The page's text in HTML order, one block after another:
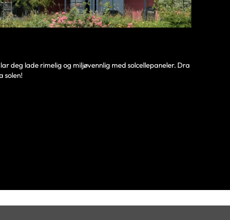
deg lade rimelig og miljøvennlig med solcellepaneler. Dra
solen!